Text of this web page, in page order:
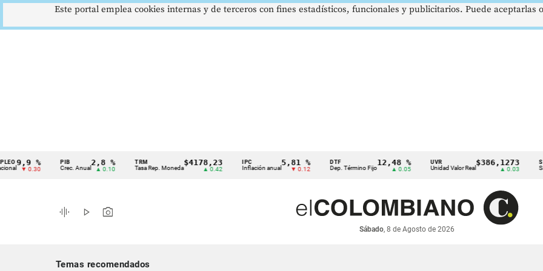
Cintillo
indicadores
económicos
%
0.30
PIB
Crec. Anual
2,8 %
▲ 0.10
TRM
Tasa Rep. Moneda
$4178,23
▲ 0.42
IPC
Inflación anual
5,81 %
▼ 0.12
DTF
Dep. Término Fijo
12,48 %
▲ 0.05
UVR
Unidad Valor Real
$386,1273
▲ 0.03
SMMLV
Salario
graphic_eq play_arrow photo_camera
Sábado, 8 de Agosto de 2026
Temas recomendados
Este portal emplea cookies internas y de terceros con fines estadísticos, funcionales y publicitarios. Puede aceptarlas